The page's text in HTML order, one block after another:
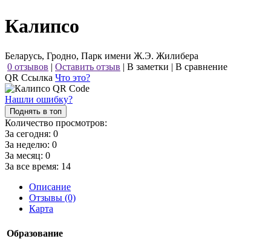
Калипсо
Беларусь, Гродно, Парк имени Ж.Э. Жилибера
0 отзывов | Оставить отзыв | В заметки | В сравнение
QR Ссылка Что это?
Нашли ошибку?
Поднять в топ
Количество просмотров:
За сегодня: 0
За неделю: 0
За месяц: 0
За все время: 14
Описание
Отзывы (0)
Карта
Образование